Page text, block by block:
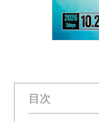
目次